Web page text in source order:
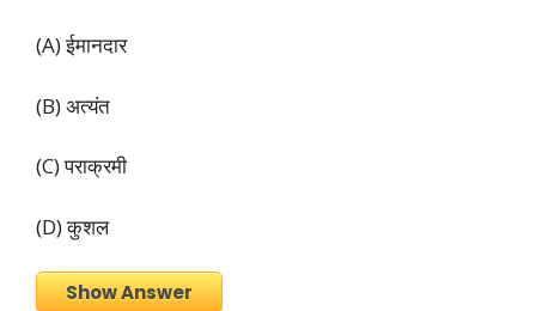
(A) ईमानदार
(B) अत्यंत
(C) पराक्रमी
(D) कुशल
Show Answer